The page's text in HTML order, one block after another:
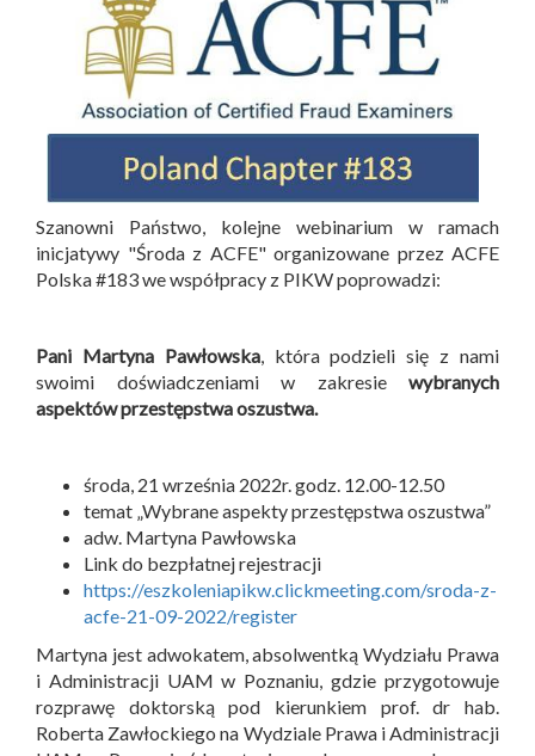
Szanowni Państwo, kolejne webinarium w ramach
inicjatywy "Środa z ACFE" organizowane przez ACFE
Polska #183 we współpracy z PIKW poprowadzi:
Pani Martyna Pawłowska, która podzieli się z nami
swoimi doświadczeniami w zakresie wybranych
aspektów przestępstwa oszustwa.
środa, 21 września 2022r. godz. 12.00-12.50
temat „Wybrane aspekty przestępstwa oszustwa”
adw. Martyna Pawłowska
Link do bezpłatnej rejestracji
https://eszkoleniapikw.clickmeeting.com/sroda-z-
acfe-21-09-2022/register
Martyna jest adwokatem, absolwentką Wydziału Prawa
i Administracji UAM w Poznaniu, gdzie przygotowuje
rozprawę doktorską pod kierunkiem prof. dr hab.
Roberta Zawłockiego na Wydziale Prawa i Administracji